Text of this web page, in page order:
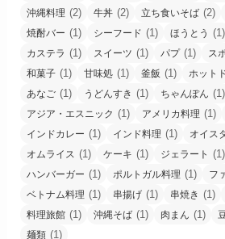
沖縄料理 (2) 牛丼 (2) 立ち食いそば (2)
焼酎バー (1) シーフード (1) ほうとう (1)
カステラ (1) スイーツ (1) パプ(1) ス
和菓子 (1) 甘味処 (1) 釜飯 (1) ホット
あなご (1) うどんすき (1) ちゃんぽん (1)
アジア・エスニック (1) アメリカ料理 (1)
インドカレー (1) インド料理 (1) オイス
オムライス (1) ケーキ (1) ジェラート (1)
ハンバーガー (1) ポルトガル料理 (1) フ
ベトナム料理 (1) 串揚げ (1) 串焼き (1)
料理旅館 (1) 沖縄そば (1) 肉まん (1)
麺類 (1)